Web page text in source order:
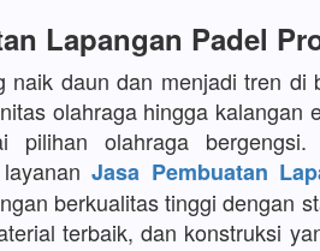
Lapangan Padel
naik daun dan menjadi tren di
olahraga hingga kalangan
pilihan olahraga bergengsi.
Jasa Pembuatan
berkualitas tinggi dengan
terbaik, dan konstruksi